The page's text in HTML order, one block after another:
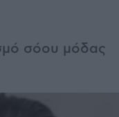
σόου μόδας